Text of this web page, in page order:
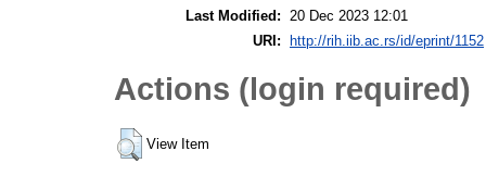
Last Modified:
20 Dec 2023 12:01
URI:
http://rih.iib.ac.rs/id/eprint/1152
Actions (login required)
View Item